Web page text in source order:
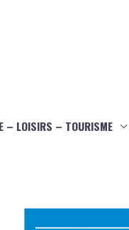
– LOISIRS – TOURISME